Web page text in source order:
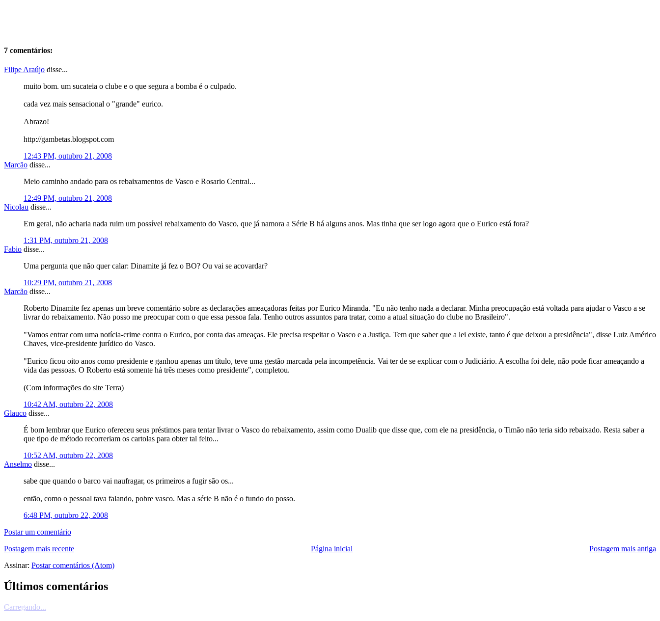
7 comentários:
Filipe Araújo disse...
muito bom. um sucateia o clube e o que segura a bomba é o culpado.
cada vez mais sensacional o "grande" eurico.
Abrazo!
http://gambetas.blogspot.com
12:43 PM, outubro 21, 2008
Marcão disse...
Meio caminho andado para os rebaixamentos de Vasco e Rosario Central...
12:49 PM, outubro 21, 2008
Nicolau disse...
Em geral, não acharia nada ruim um possível rebaixamento do Vasco, que já namora a Série B há alguns anos. Mas tinha que ser logo agora que o Eurico está fora?
1:31 PM, outubro 21, 2008
Fabio disse...
Uma pergunta que não quer calar: Dinamite já fez o BO? Ou vai se acovardar?
10:29 PM, outubro 21, 2008
Marcão disse...
Roberto Dinamite fez apenas um breve comentário sobre as declarações ameaçadoras feitas por Eurico Miranda. "Eu não tenho nada a declarar. Minha preocupação está voltada para ajudar o Vasco a se
livrar do rebaixamento. Não posso me preocupar com o que essa pessoa fala. Tenho outros assuntos para tratar, como a atual situação do clube no Brasileiro".
"Vamos entrar com uma notícia-crime contra o Eurico, por conta das ameaças. Ele precisa respeitar o Vasco e a Justiça. Tem que saber que a lei existe, tanto é que deixou a presidência", disse Luiz Américo
Chaves, vice-presidente jurídico do Vasco.
"Eurico ficou oito anos como presidente e ganhou apenas um título, teve uma gestão marcada pela incompetência. Vai ter de se explicar com o Judiciário. A escolha foi dele, não pode ficar ameaçando a
vida das pessoas. O Roberto está somente há três meses como presidente", completou.
(Com informações do site Terra)
10:42 AM, outubro 22, 2008
Glauco disse...
É bom lembrar que Eurico ofereceu seus préstimos para tentar livrar o Vasco do rebaixamento, assim como Dualib que disse que, com ele na presidência, o Timão não teria sido rebaixado. Resta saber a
que tipo de método recorreriam os cartolas para obter tal feito...
10:52 AM, outubro 22, 2008
Anselmo disse...
sabe que quando o barco vai naufragar, os primeiros a fugir são os...
então, como o pessoal tava falando, pobre vasco. Mas a série B não é o fundo do posso.
6:48 PM, outubro 22, 2008
Postar um comentário
Postagem mais recente
Postagem mais antiga
Página inicial
Assinar: Postar comentários (Atom)
Últimos comentários
Carregando...